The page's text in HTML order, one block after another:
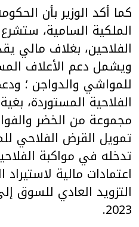
كما أكد الوزير بأن
الملكية السامية،
الفلاحين، بغلاف مالي
ويشمل دعم الأعلاف
للمواشي والدواجن ؛
الفلاحية المستوردة،
مجموعة من الخضر
تمويل القرض الفلاحي
تدخله في مواكبة
اعتمادات مالية
التزويد العادي للسوق
2023.